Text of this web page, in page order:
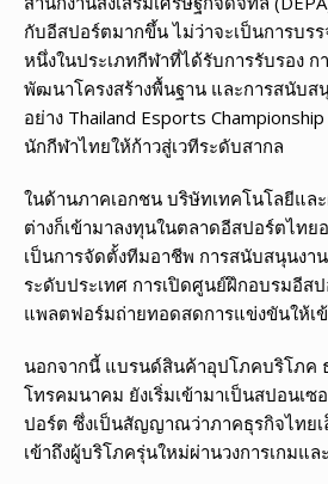
กับอีสปอร์ตมากขึ้น ไม่ว่าจะเป็นการบรร
หนึ่งในประเภทกีฬาที่ได้รับการรับรอง
พัฒนาโครงสร้างพื้นฐาน และการสนับ
อย่าง Thailand Esports
นักกีฬาไทยให้ก้าวสู่เวทีระดับสากล
ในด้านภาคเอกชน บริษัทเทคโนโลยีแล
ต่างก็เข้ามาลงทุนในตลาดอีสปอร์ตไทย
เป็นการจัดตั้งทีมอาชีพ การสนับสนุนงา
ระดับประเทศ การเปิดศูนย์ฝึกอบรมอีสป
แพลตฟอร์มถ่ายทอดสดการแข่งขันให้เ
นอกจากนี้ แบรนด์สินค้าอุปโภคบริโภค
โทรคมนาคม ยังเริ่มเข้ามาเป็นสปอนเซ
ปอร์ต ซึ่งเป็นสัญญาณว่าภาคธุรกิจไทยเ
เข้าถึงผู้บริโภครุ่นใหม่ผ่านวงการเกมแ